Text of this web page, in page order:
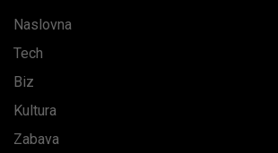
Naslovna
Tech
Biz
Kultura
Zabava